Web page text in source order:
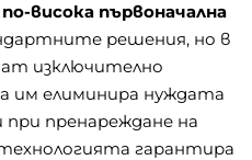
по-висока първоначална
решения, но в
изключително
им елиминира нуждата
пренареждане на
гарантира